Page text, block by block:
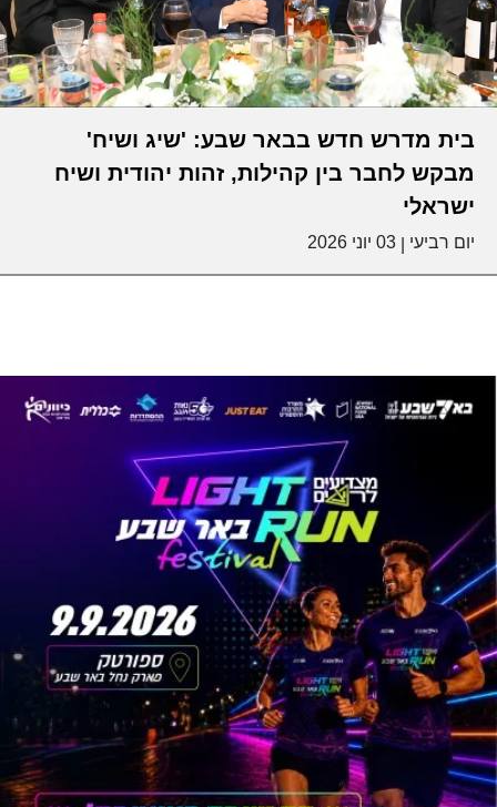
בית מדרש חדש בבאר שבע: 'שיג ושיח'
מבקש לחבר בין קהילות, זהות יהודית ושיח
ישראלי
יום רביעי 03 יוני 2026